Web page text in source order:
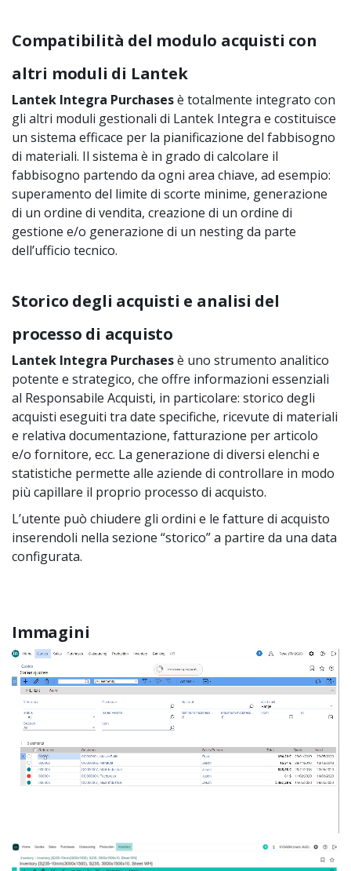
Compatibilità del modulo acquisti con
altri moduli di Lantek
Lantek Integra Purchasesè totalmente integrato con
gli altri moduli gestionali di Lantek Integra e costituisce
un sistema efficace per la pianificazione del fabbisogno
di materiali. Il sistema è in grado di calcolare il
fabbisogno partendo da ogni area chiave, ad esempio:
superamento del limite di scorte minime, generazione
di un ordine di vendita, creazione di un ordine di
gestione e/o generazione di un nesting da parte
dell’ufficio tecnico.
Storico degli acquisti e analisi del
processo di acquisto
Lantek Integra Purchasesè uno strumento analitico
potente e strategico, che offre informazioni essenziali
al Responsabile Acquisti, in particolare: storico degli
acquisti eseguiti tra date specifiche, ricevute di materiali
e relativa documentazione, fatturazione per articolo
e/o fornitore, ecc. La generazione di diversi elenchi e
statistiche permette alle aziende di controllare in modo
più capillare il proprio processo di acquisto.
L’utente può chiudere gli ordini e le fatture di acquisto
inserendoli nella sezione “storico” a partire da una data
configurata.
Immagini